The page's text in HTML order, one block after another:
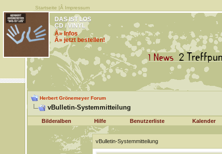
Startseite |Â Impressum
DAS IST LOS
CD / VINYL
Â» Infos
Â» jetzt bestellen!
Herbert Grönemeyer Forum
vBulletin-Systemmitteilung
Bilderalben Hilfe Benutzerliste Kalender
vBulletin-Systemmitteilung